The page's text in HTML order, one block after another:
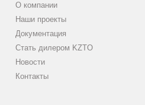
О компании
Наши проекты
Документация
Стать дилером KZTO
Новости
Контакты